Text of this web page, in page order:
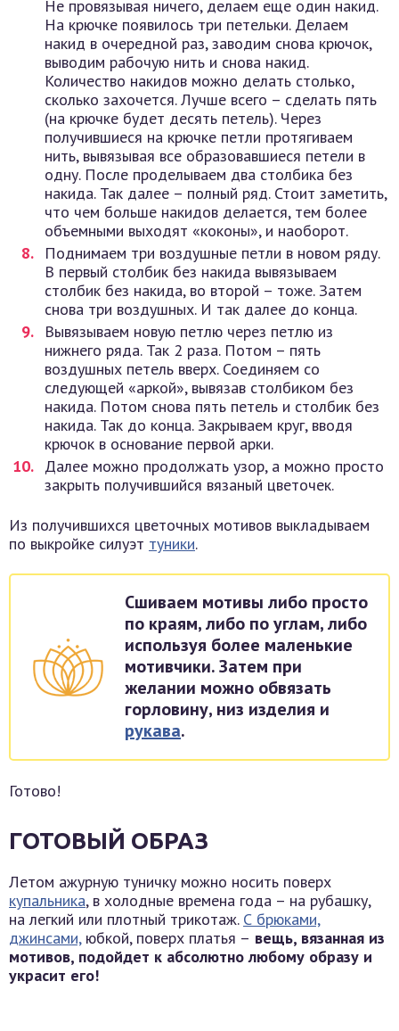
Не провязывая ничего, делаем еще один накид.
На крючке появилось три петельки. Делаем
накид в очередной раз, заводим снова крючок,
выводим рабочую нить и снова накид.
Количество накидов можно делать столько,
сколько захочется. Лучше всего – сделать пять
(на крючке будет десять петель). Через
получившиеся на крючке петли протягиваем
нить, вывязывая все образовавшиеся петели в
одну. После проделываем два столбика без
накида. Так далее – полный ряд. Стоит заметить,
что чем больше накидов делается, тем более
объемными выходят «коконы», и наоборот.
Поднимаем три воздушные петли в новом ряду.
В первый столбик без накида вывязываем
столбик без накида, во второй – тоже. Затем
снова три воздушных. И так далее до конца.
Вывязываем новую петлю через петлю из
нижнего ряда. Так 2 раза. Потом – пять
воздушных петель вверх. Соединяем со
следующей «аркой», вывязав столбиком без
накида. Потом снова пять петель и столбик без
накида. Так до конца. Закрываем круг, вводя
крючок в основание первой арки.
Далее можно продолжать узор, а можно просто
закрыть получившийся вязаный цветочек.
Из получившихся цветочных мотивов выкладываем
по выкройке силуэт туники.
Сшиваем мотивы либо просто
по краям, либо по углам, либо
используя более маленькие
мотивчики. Затем при
желании можно обвязать
горловину, низ изделия и
рукава.
Готово!
ГОТОВЫЙ ОБРАЗ
Летом ажурную туничку можно носить поверх
купальника, в холодные времена года – на рубашку,
на легкий или плотный трикотаж. С брюками,
джинсами,юбкой, поверх платья – вещь, вязанная из
мотивов, подойдет к абсолютно любому образу и
украсит его!